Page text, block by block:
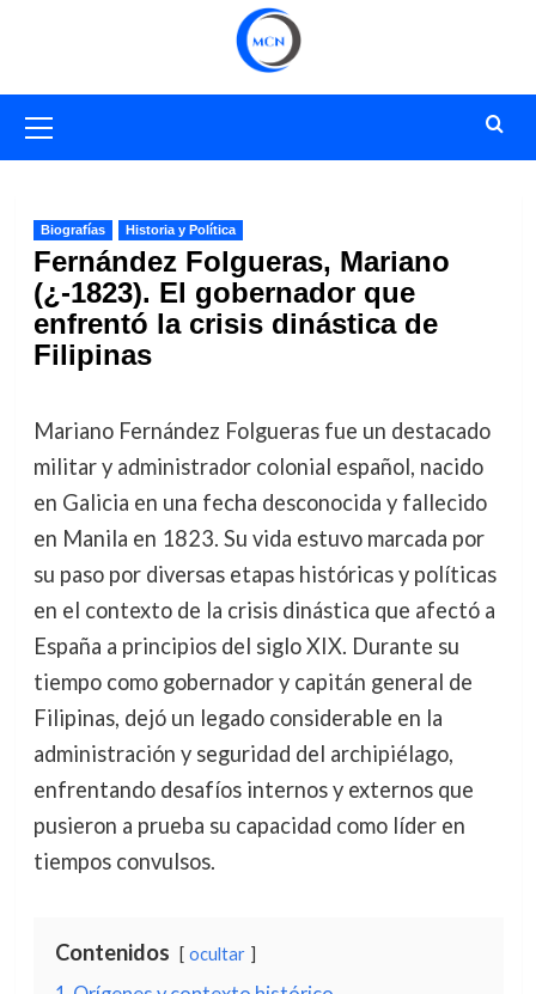
primario
Biografías Historia y Política
Fernández Folgueras, Mariano
(¿-1823). El gobernador que
enfrentó la crisis dinástica de
Filipinas
Mariano Fernández Folgueras fue un destacado
militar y administrador colonial español, nacido
en Galicia en una fecha desconocida y fallecido
en Manila en 1823. Su vida estuvo marcada por
su paso por diversas etapas históricas y políticas
en el contexto de la crisis dinástica que afectó a
España a principios del siglo XIX. Durante su
tiempo como gobernador y capitán general de
Filipinas, dejó un legado considerable en la
administración y seguridad del archipiélago,
enfrentando desafíos internos y externos que
pusieron a prueba su capacidad como líder en
tiempos convulsos.
Contenidos ocultar